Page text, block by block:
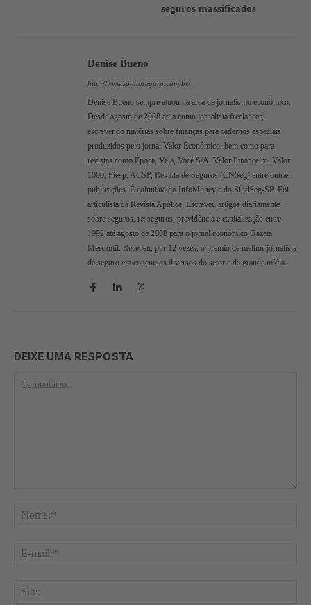
seguros massificados
Denise Bueno
http://www.sonhoseguro.com.br/
Denise Bueno sempre atuou na área de jornalismo econômico.
Desde agosto de 2008 atua como jornalista freelancer,
escrevendo matérias sobre finanças para cadernos especiais
produzidos pelo jornal Valor Econômico, bem como para
revistas como Época, Veja, Você S/A, Valor Financeiro, Valor
1000, Fiesp, ACSP, Revista de Seguros (CNSeg) entre outras
publicações. É colunista do InfoMoney e do SindSeg-SP. Foi
articulista da Revista Apólice. Escreveu artigos diariamente
sobre seguros, resseguros, previdência e capitalização entre
1992 até agosto de 2008 para o jornal econômico Gazeta
Mercantil. Recebeu, por 12 vezes, o prêmio de melhor jornalista
de seguro em concursos diversos do setor e da grande mídia.
DEIXE UMA RESPOSTA